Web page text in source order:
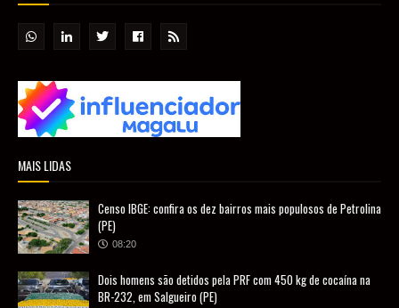
MAIS LIDAS
Censo IBGE: confira os dez bairros mais populosos de Petrolina
(PE)
08:20
Dois homens são detidos pela PRF com 450 kg de cocaína na
BR-232, em Salgueiro (PE)